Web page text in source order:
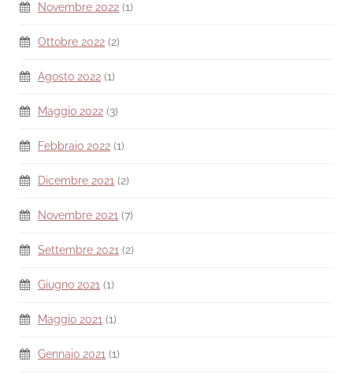
Novembre 2022 (1)
Ottobre 2022 (2)
Agosto 2022 (1)
Maggio 2022 (3)
Febbraio 2022 (1)
Dicembre 2021 (2)
Novembre 2021 (7)
Settembre 2021 (2)
Giugno 2021 (1)
Maggio 2021 (1)
Gennaio 2021 (1)